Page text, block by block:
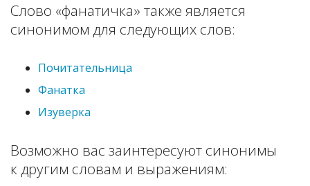
Слово «фанатичка» также является
синонимом для следующих слов:
Почитательница
Фанатка
Изуверка
Возможно вас заинтересуют синонимы
к другим словам и выражениям: